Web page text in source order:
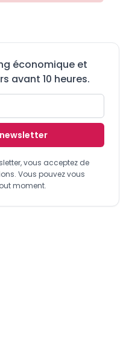
économique et
avant 10 heures.
vous acceptez de
Vous pouvez vous
moment.